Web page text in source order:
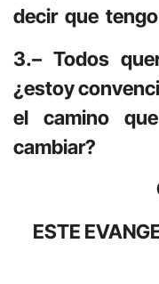
decir que
3.– Todos
¿estoy
el camino
cambiar?
ESTE